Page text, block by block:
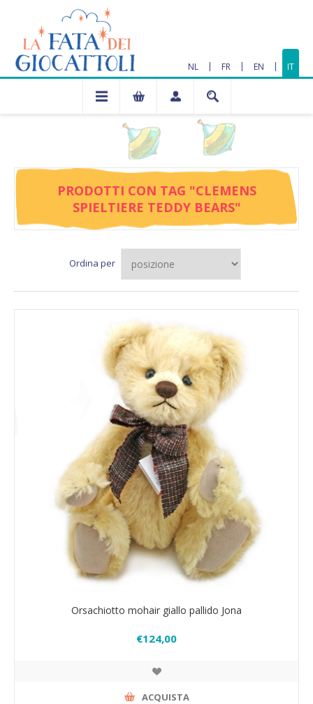
NL | FR | EN | IT
PRODOTTI CON TAG "CLEMENS
SPIELTIERE TEDDY BEARS"
Ordina per
Orsachiotto mohair giallo pallido Jona
€124,00
ACQUISTA